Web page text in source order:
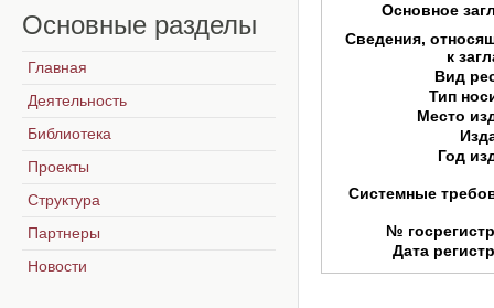
Основное
Сведения,
к
Вид
Тип
Место
Год
Системные
№
Дата
Основные разделы
Главная
Деятельность
Библиотека
Проекты
Структура
Партнеры
Новости